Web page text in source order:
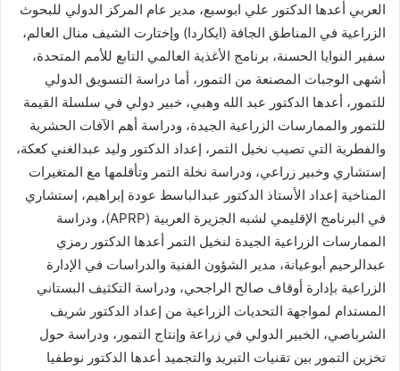
العربي أعدها الدكتور علي ابوسبع، مدير عام المركز الدولي للبحوث
الزراعية في المناطق الجافة (ايكاردا) وإختارت الشيف منال العالم،
سفير النوايا الحسنة، برنامج الأغذية العالمي التابع للأمم المتحدة،
أشهى الوجبات المصنعة من التمور، أما دراسة التسويق الدولي
للتمور، أعدها الدكتور عبد الله وهبي، خبير دولي في سلسلة القيمة
للتمور والممارسات الزراعية الجيدة، ودراسة أهم الآفات الحشرية
والفطرية التي تصيب نخيل التمر، إعداد الدكتور وليد عبدالغني كعكة،
إستشاري وخبير زراعي، ودراسة نخلة التمر وتأقلمها مع المتغيرات
المناخية إعداد الأستاذ الدكتور عبدالباسط عودة إبراهيم، إستشاري
في البرنامج الإقليمي لشبه الجزيرة العربية (APRP)، ودراسة
الممارسات الزراعية الجيدة لنخيل التمر أعدها الدكتور رمزي
عبدالرحيم أبوعيانة، مدير الشؤون الفنية والدراسات في الإدارة
الزراعية بإدارة أوقاف صالح الراجحي، ودراسة التكثيف البستاني
المستدام لمواجهة التحديات الزراعية من إعداد الدكتور شريف
الشرباصي، الخبير الدولي في زراعة وإنتاج التمور، ودراسة حول
تخزين التمور بين تقنيات التبريد والتجميد أعدها الدكتور نوطفيا